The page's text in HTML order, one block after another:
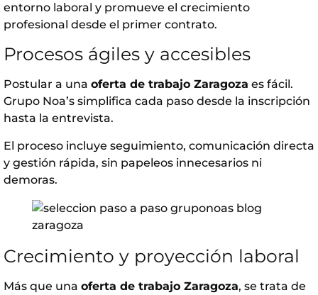
entorno laboral y promueve el crecimiento
profesional desde el primer contrato.
Procesos ágiles y accesibles
Postular a una oferta de trabajo Zaragoza es fácil.
Grupo Noa’s simplifica cada paso desde la inscripción
hasta la entrevista.
El proceso incluye seguimiento, comunicación directa
y gestión rápida, sin papeleos innecesarios ni
demoras.
Crecimiento y proyección laboral
Más que una oferta de trabajo Zaragoza, se trata de